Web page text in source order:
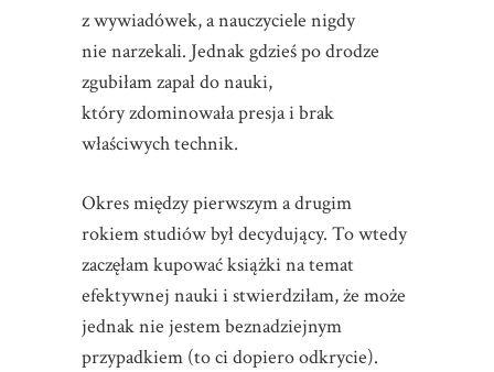
z wywiadówek, a nauczyciele nigdy
nie narzekali. Jednak gdzieś po drodze
zgubiłam zapał do nauki,
który zdominowała presja i brak
właściwych technik.
Okres między pierwszym a drugim
rokiem studiów był decydujący. To wtedy
zaczęłam kupować książki na temat
efektywnej nauki i stwierdziłam, że może
jednak nie jestem beznadziejnym
przypadkiem (to ci dopiero odkrycie).